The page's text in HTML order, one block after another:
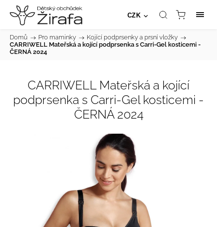
CZK
Domů / Pro maminky / Kojící podprsenky a prsní vložky /
CARRIWELL Mateřská a kojící podprsenka s Carri-Gel kosticemi -
ČERNÁ 2024
CARRIWELL Mateřská a kojící
podprsenka s Carri-Gel kosticemi -
ČERNÁ 2024